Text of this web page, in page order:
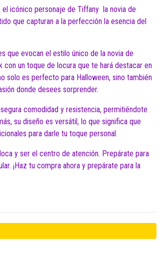
icónico personaje de Tiffany la novia de
que capturan a la perfección la esencia del
que evocan el estilo único de la novia de
un toque de locura que te hará destacar en
solo es perfecto para Halloween, sino también
donde desees sorprender.
comodidad y resistencia, permitiéndote
su diseño es versátil, lo que significa que
para darle tu toque personal.
y ser el centro de atención. Prepárate para
¡Haz tu compra ahora y prepárate para la